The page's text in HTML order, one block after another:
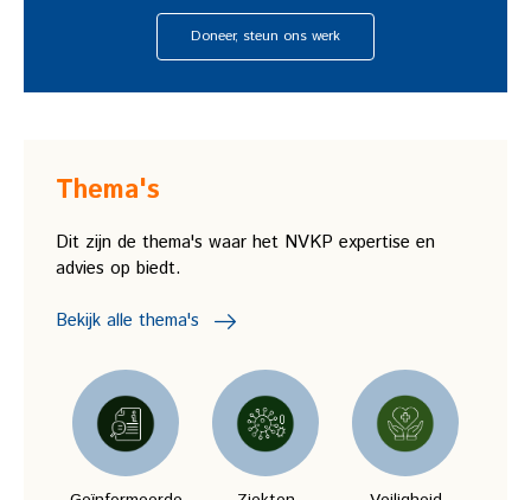
Doneer, steun ons werk
Thema's
Dit zijn de thema's waar het NVKP expertise en
advies op biedt.
Bekijk alle thema's